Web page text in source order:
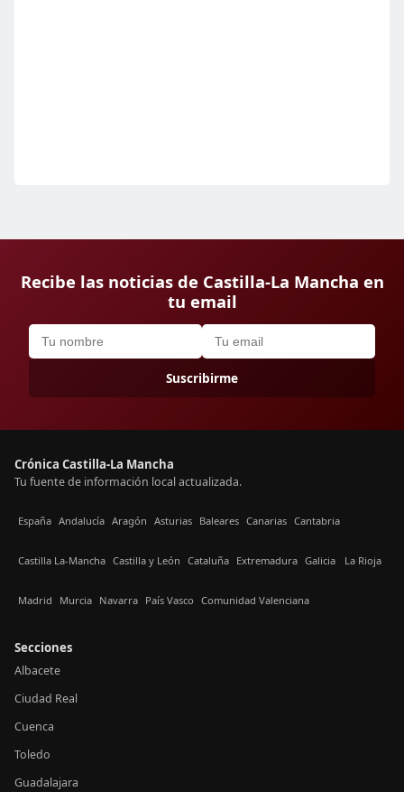
Recibe las noticias de Castilla-La Mancha en
tu email
Suscribirme
Crónica Castilla-La Mancha
Tu fuente de información local actualizada.
España Andalucía Aragón Asturias Baleares Canarias Cantabria
Castilla La-Mancha Castilla y León Cataluña Extremadura Galicia La Rioja
Madrid Murcia Navarra País Vasco Comunidad Valenciana
Secciones
Albacete
Ciudad Real
Cuenca
Toledo
Guadalajara